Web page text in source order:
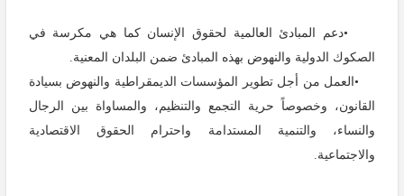
•دعم المبادئ العالمية لحقوق الإنسان كما هي مكرسة في
الصكوك الدولية والنهوض بهذه المبادئ ضمن البلدان المعنية
•العمل من أجل تطوير المؤسسات الديمقراطية والنهوض بسيادة
القانون، وخصوصاً حرية التجمع والتنظيم، والمساواة بين الرجال
والنساء، والتنمية المستدامة واحترام الحقوق الاقتصادية
والاجتماعية